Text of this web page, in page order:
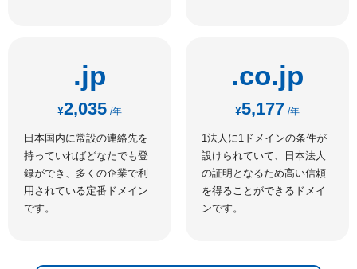
.jp
¥2,035 /年
日本国内に常設の連絡先を
持っていればどなたでも登
録ができ、多くの企業で利
用されている定番ドメイン
です。
.co.jp
¥5,177 /年
1法人に1ドメインの条件が
設けられていて、日本法人
の証明となるため高い信頼
を得ることができるドメイ
ンです。